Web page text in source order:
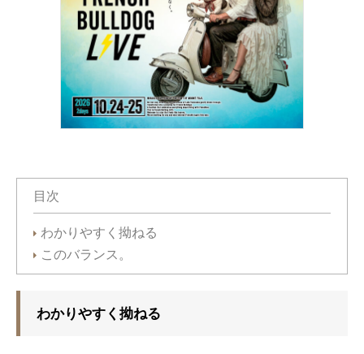
目次
わかりやすく拗ねる
このバランス。
わかりやすく拗ねる